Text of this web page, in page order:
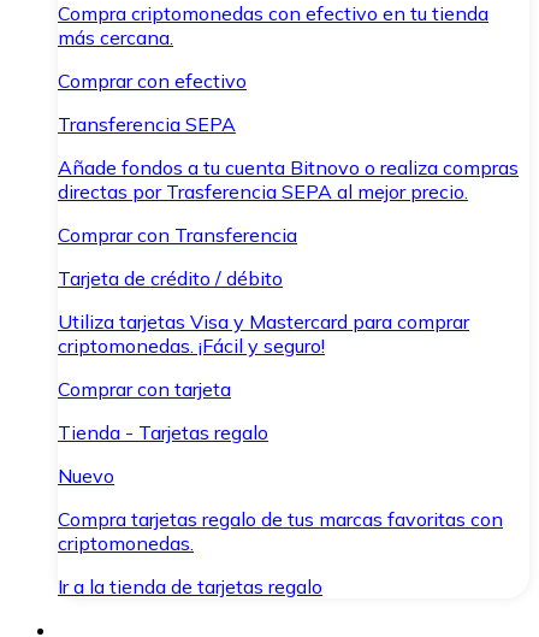
Compra criptomonedas con efectivo en tu tienda
más cercana.
Comprar con efectivo
Transferencia SEPA
Añade fondos a tu cuenta Bitnovo o realiza compras
directas por Trasferencia SEPA al mejor precio.
Comprar con Transferencia
Tarjeta de crédito / débito
Utiliza tarjetas Visa y Mastercard para comprar
criptomonedas. ¡Fácil y seguro!
Comprar con tarjeta
Tienda - Tarjetas regalo
Nuevo
Compra tarjetas regalo de tus marcas favoritas con
criptomonedas.
Ir a la tienda de tarjetas regalo